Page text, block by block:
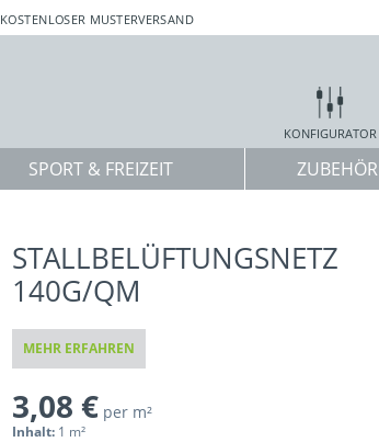
KOSTENLOSER MUSTERVERSAND
KONFIGURATOR
SPORT & FREIZEIT ZUBEHÖR
STALLBELÜFTUNGSNETZ
140G/QM
MEHR ERFAHREN
3,08 € per m²
Inhalt: 1 m²